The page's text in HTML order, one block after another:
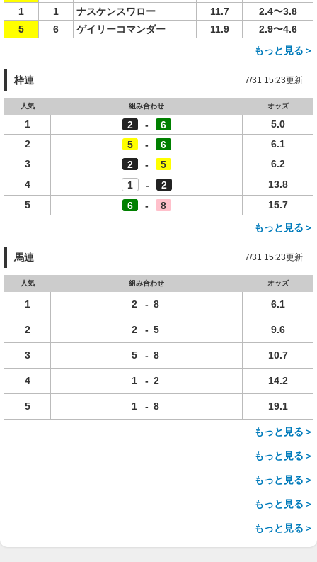
1
1 ナスケンスワロー 11.7
2.4〜3.8
5
6 ゲイリーコマンダー 11.9
2.9〜4.6
もっと見る＞
枠連 7/31 15:23更新
人気 組み合わせ オッズ
1 2 - 6
5.0
2
5 - 6
6.1
3
2 - 5
6.2
4
1 - 2
13.8
5
6 - 8
15.7
もっと見る＞
馬連 7/31 15:23更新
人気 組み合わせ オッズ
1 2 - 8 6.1
2 2 - 5 9.6
3 5 - 8 10.7
4 1 - 2 14.2
5 1 - 8 19.1
もっと見る＞
もっと見る＞
もっと見る＞
もっと見る＞
もっと見る＞